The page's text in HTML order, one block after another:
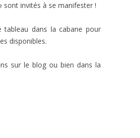
sont invités à se manifester !
tableau dans la cabane pour
disponibles.
sur le blog ou bien dans la